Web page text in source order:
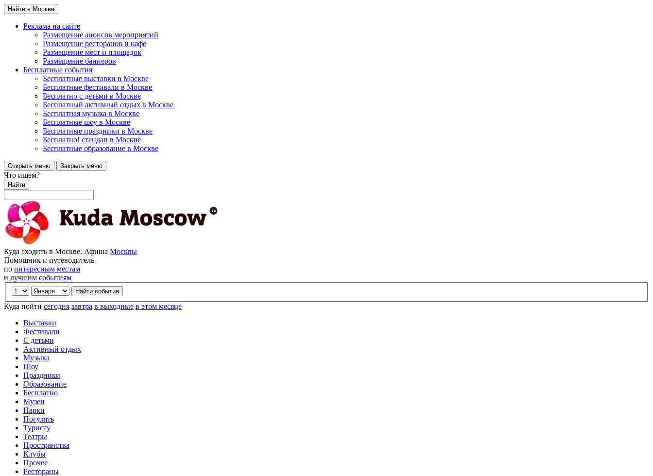
Найти в Москве
Реклама на сайте
Размещение анонсов мероприятий
Размещение ресторанов и кафе
Размещение мест и площадок
Размещение баннеров
Бесплатные события
Бесплатные выставки в Москве
Бесплатные фестивали в Москве
Бесплатно с детьми в Москве
Бесплатный активный отдых в Москве
Бесплатная музыка в Москве
Бесплатные шоу в Москве
Бесплатные праздники в Москве
Бесплатно! стендап в Москве
Бесплатные образование в Москве
Открыть меню Закрыть меню
Что ищем?
Найти
Куда сходить в Москве. Афиша Москвы
Помощник и путеводитель
по интересным местам
и лучшим событиям
Куда пойти сегодня завтра в выходные в этом месяце
Выставки
Фестивали
С детьми
Активный отдых
Музыка
Шоу
Праздники
Образование
Бесплатно
Музеи
Парки
Погулять
Туристу
Театры
Пространства
Клубы
Прочее
Рестораны